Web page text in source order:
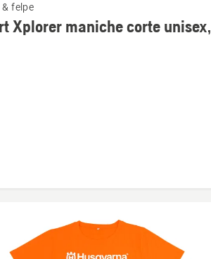
felpe
Xplorer maniche corte unisex,